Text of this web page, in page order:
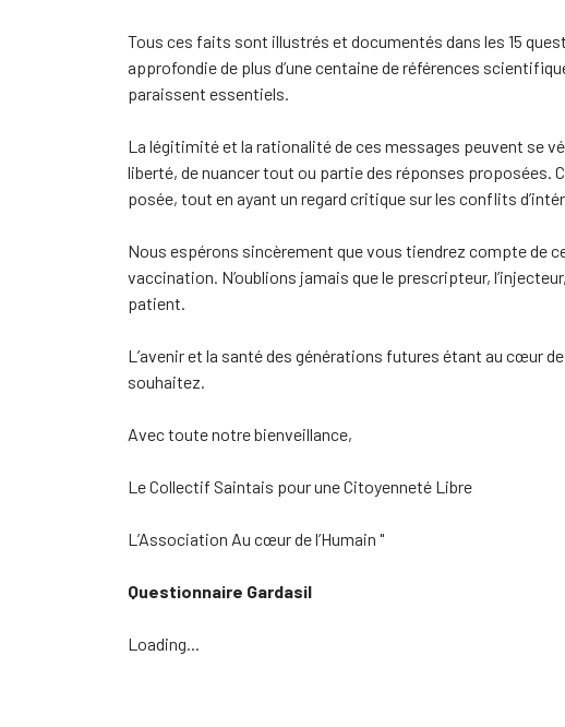
Tous ces faits sont illustrés et documentés dans les 15
approfondie de plus d’une centaine de références
paraissent essentiels.
La légitimité et la rationalité de ces messages peuvent se
liberté, de nuancer tout ou partie des réponses proposées.
posée, tout en ayant un regard critique sur les conflits
Nous espérons sincèrement que vous tiendrez compte de
vaccination. N’oublions jamais que le prescripteur,
patient.
L’avenir et la santé des générations futures étant au cœur
souhaitez.
Avec toute notre bienveillance,
Le Collectif Saintais pour une Citoyenneté Libre
L’Association Au cœur de l’Humain "
Questionnaire Gardasil
Loading...